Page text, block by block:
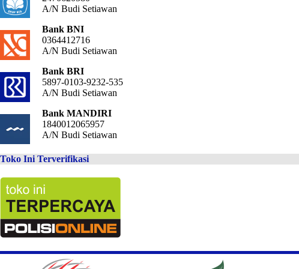
A/N Budi Setiawan
Bank BNI
0364412716
A/N Budi Setiawan
Bank BRI
5897-0103-9232-535
A/N Budi Setiawan
Bank MANDIRI
1840012065957
A/N Budi Setiawan
Toko Ini Terverifikasi